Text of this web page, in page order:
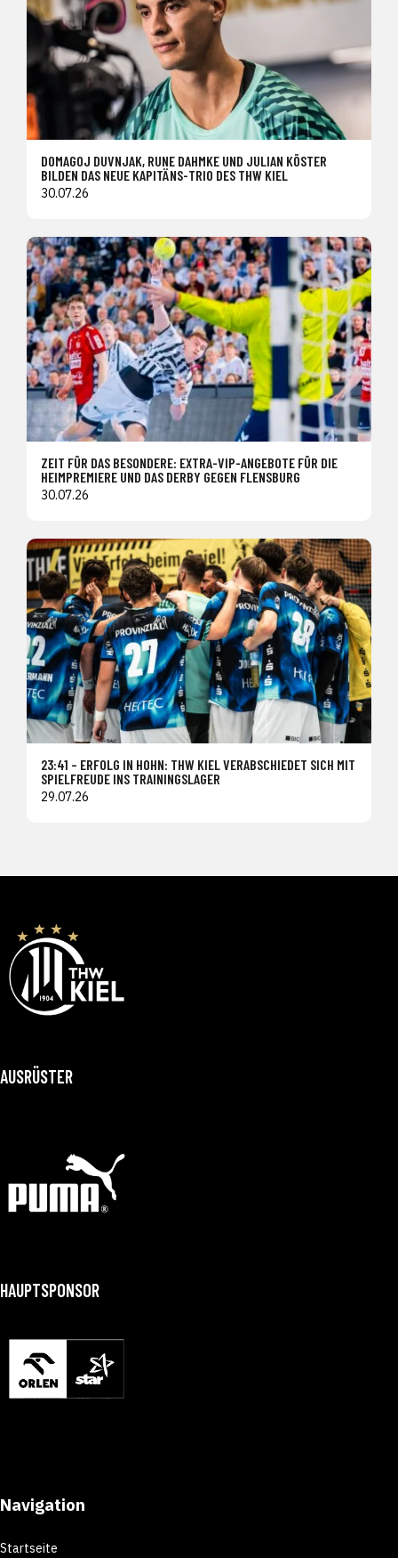
DOMAGOJ DUVNJAK, RUNE DAHMKE UND JULIAN KÖSTER
BILDEN DAS NEUE KAPITÄNS-TRIO DES THW KIEL
30.07.26
ZEIT FÜR DAS BESONDERE: EXTRA-VIP-ANGEBOTE FÜR DIE
HEIMPREMIERE UND DAS DERBY GEGEN FLENSBURG
30.07.26
23:41 – ERFOLG IN HOHN: THW KIEL VERABSCHIEDET SICH MIT
SPIELFREUDE INS TRAININGSLAGER
29.07.26
AUSRÜSTER
HAUPTSPONSOR
Navigation
Startseite